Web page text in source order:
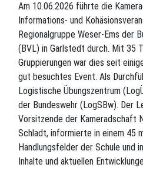
Am 10.06.2026 führte die
Informations- und
Regionalgruppe Weser-Ems der
(BVL) in Garlstedt durch. Mit 35
Gruppierungen war dies seit
gut besuchtes Event. Als
Logistische Übungszentrum
der Bundeswehr (LogSBw). Der
Vorsitzende der Kameradschaft
Schladt, informierte in einem 45
Handlungsfelder der Schule und
Inhalte und aktuellen